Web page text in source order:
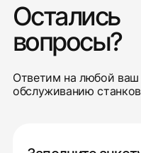
Остались
вопросы?
Ответим на любой ваш
обслуживанию